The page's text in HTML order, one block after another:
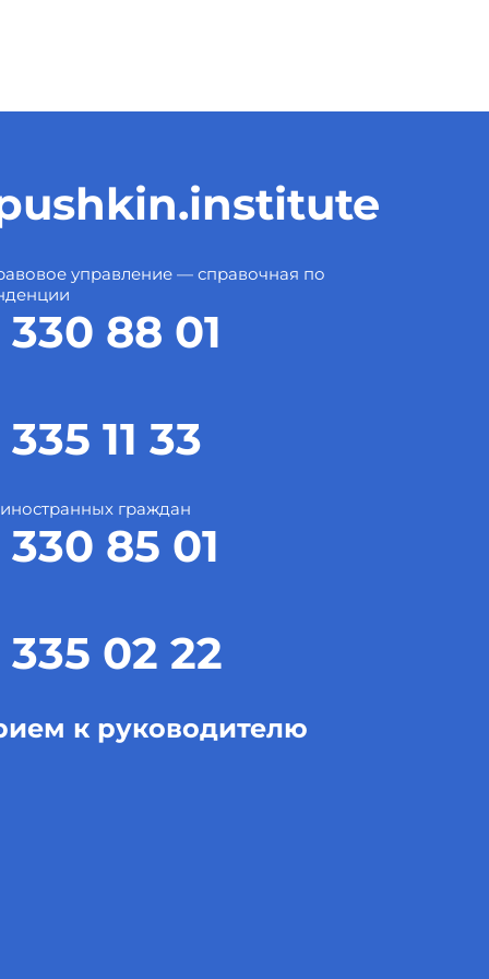
управление — справочная по
88 01
11 33
граждан
85 01
02 22
к руководителю